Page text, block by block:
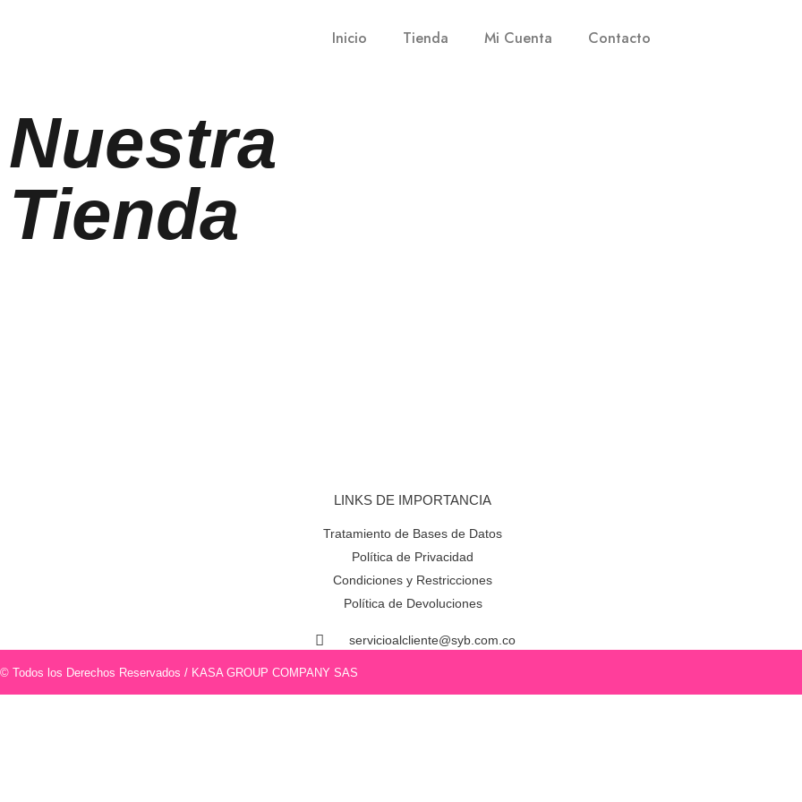
Inicio Tienda Mi Cuenta Contacto
Nuestra
Tienda
LINKS DE IMPORTANCIA
Tratamiento de Bases de Datos
Política de Privacidad
Condiciones y Restricciones
Política de Devoluciones
servicioalcliente@syb.com.co
© Todos los Derechos Reservados / KASA GROUP COMPANY SAS